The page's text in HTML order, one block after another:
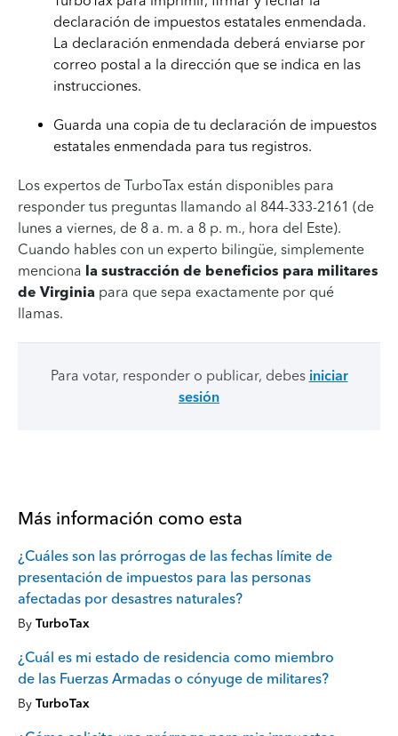
declaración de impuestos estatales enmendada.
La declaración enmendada deberá enviarse por
correo postal a la dirección que se indica en las
instrucciones.
Guarda una copia de tu declaración de impuestos
estatales enmendada para tus registros.
Los expertos de TurboTax están disponibles para
responder tus preguntas llamando al 844-333-2161 (de
lunes a viernes, de 8 a. m. a 8 p. m., hora del Este).
Cuando hables con un experto bilingüe, simplemente
menciona la sustracción de beneficios para militares
de Virginia para que sepa exactamente por qué
llamas.
Para votar, responder o publicar, debes iniciar
sesión
Más información como esta
¿Cuáles son las prórrogas de las fechas límite de
presentación de impuestos para las personas
afectadas por desastres naturales?
By TurboTax
¿Cuál es mi estado de residencia como miembro
de las Fuerzas Armadas o cónyuge de militares?
By TurboTax